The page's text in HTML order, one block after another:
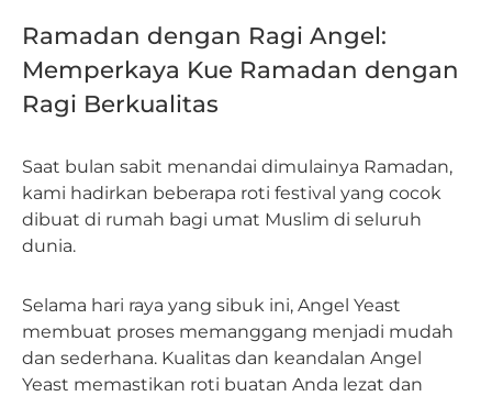
Ramadan dengan Ragi Angel:
Memperkaya Kue Ramadan dengan
Ragi Berkualitas
Saat bulan sabit menandai dimulainya Ramadan,
kami hadirkan beberapa roti festival yang cocok
dibuat di rumah bagi umat Muslim di seluruh
dunia.
Selama hari raya yang sibuk ini, Angel Yeast
membuat proses memanggang menjadi mudah
dan sederhana. Kualitas dan keandalan Angel
Yeast memastikan roti buatan Anda lezat dan